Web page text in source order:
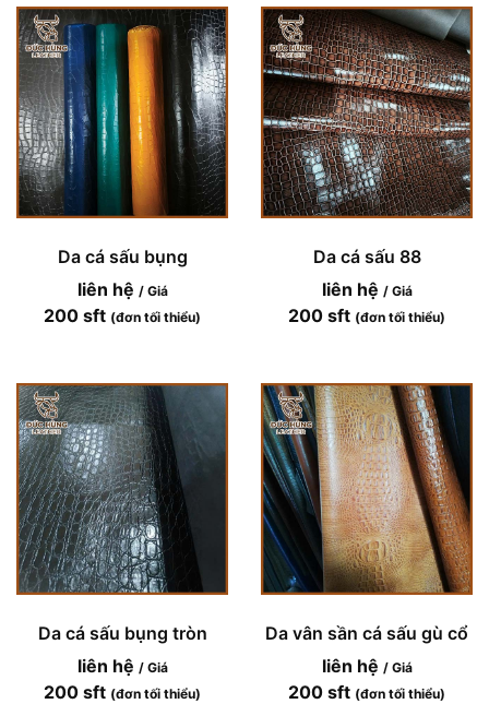
Da cá sấu bụng
liên hệ / Giá
200 sft (đơn tối thiểu)
Da cá sấu 88
liên hệ / Giá
200 sft (đơn tối thiểu)
Da cá sấu bụng tròn
liên hệ / Giá
200 sft (đơn tối thiểu)
Da vân sần cá sấu gù cổ
liên hệ / Giá
200 sft (đơn tối thiểu)